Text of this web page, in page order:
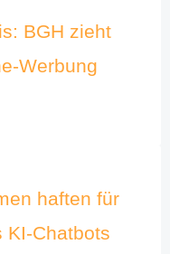
BGH zieht
Werbung
haften für
KI-Chatbots